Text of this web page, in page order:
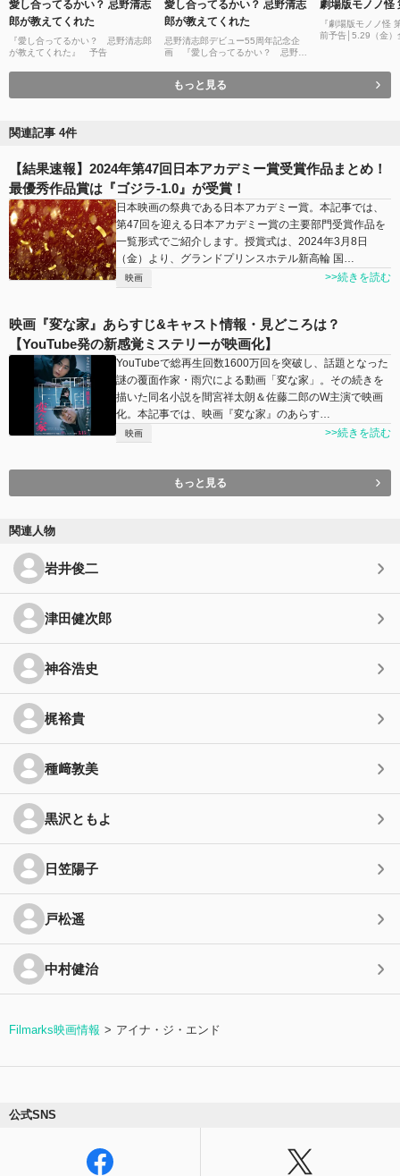
愛し合ってるかい？ 忌野清志
郎が教えてくれた
『愛し合ってるかい？ 忌野清志郎
が教えてくれた』 予告
愛し合ってるかい？ 忌野清志
郎が教えてくれた
忌野清志郎デビュー55周年記念企
画 『愛し合ってるかい？ 忌野清
劇場版モノノ怪
『劇場版モノノ怪
前予告│5.29（金）
もっと見る
関連記事 4件
【結果速報】2024年第47回日本アカデミー賞受賞作品まとめ！
最優秀作品賞は『ゴジラ-1.0』が受賞！
日本映画の祭典である日本アカデミー賞。本記事では、
第47回を迎える日本アカデミー賞の主要部門受賞作品を
一覧形式でご紹介します。授賞式は、2024年3月8日
（金）より、グランドプリンスホテル新高輪 国…
映画 >>続きを読む
映画『変な家』あらすじ&キャスト情報・見どころは？
【YouTube発の新感覚ミステリーが映画化】
YouTubeで総再生回数1600万回を突破し、話題となった
謎の覆面作家・雨穴による動画「変な家」。その続きを
描いた同名小説を間宮祥太朗＆佐藤二郎のW主演で映画
化。本記事では、映画『変な家』のあらす…
映画 >>続きを読む
もっと見る
関連人物
岩井俊二
津田健次郎
神谷浩史
梶裕貴
種﨑敦美
黒沢ともよ
日笠陽子
戸松遥
中村健治
Filmarks映画情報 アイナ・ジ・エンド
公式SNS